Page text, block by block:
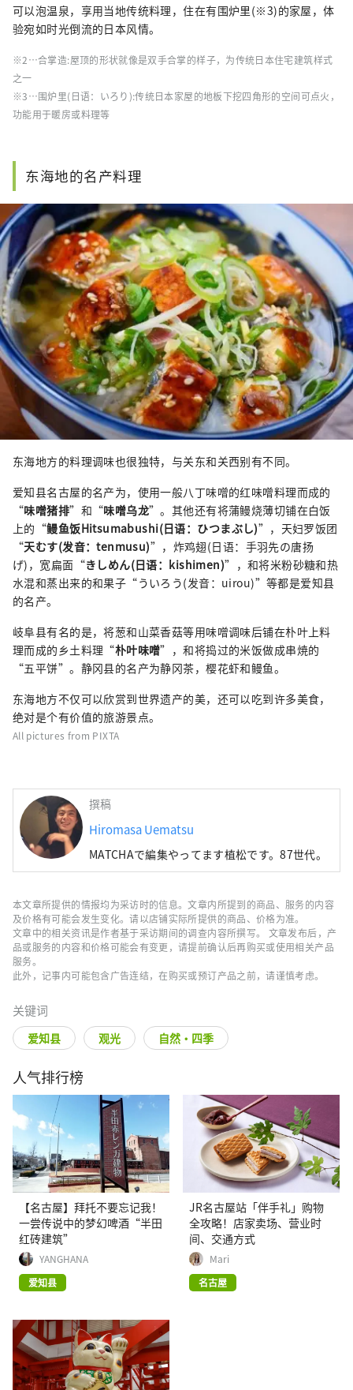
可以泡温泉，享用当地传统料理，住在有围炉里(※3)的家屋，体
验宛如时光倒流的日本风情。
※2…合掌造:屋顶的形状就像是双手合掌的样子，为传统日本住宅建筑样式
之一
※3…围炉里(日语：いろり):传统日本家屋的地板下挖四角形的空间可点火，
功能用于暖房或料理等
东海地的名产料理
东海地方的料理调味也很独特，与关东和关西别有不同。
爱知县名古屋的名产为，使用一般八丁味噌的红味噌料理而成的
“味噌猪排”和“味噌乌龙”。其他还有将蒲鳗烧薄切铺在白饭
上的“鳗鱼饭Hitsumabushi(日语：ひつまぶし)”，天妇罗饭团
“天むす(发音：tenmusu)”，炸鸡翅(日语：手羽先の唐扬
げ)，宽扁面“きしめん(日语：kishimen)”，和将米粉砂糖和热
水混和蒸出来的和果子“ういろう(发音：uirou)”等都是爱知县
的名产。
岐阜县有名的是，将葱和山菜香菇等用味噌调味后铺在朴叶上料
理而成的乡土料理“朴叶味噌”，和将捣过的米饭做成串焼的
“五平饼”。静冈县的名产为静冈茶，樱花虾和鳗鱼。
东海地方不仅可以欣赏到世界遗产的美，还可以吃到许多美食，
绝对是个有价值的旅游景点。
All pictures from PIXTA
撰稿
Hiromasa Uematsu
MATCHAで編集やってます植松です。87世代。
本文章所提供的情报均为采访时的信息。文章内所提到的商品、服务的内容
及价格有可能会发生变化。请以店铺实际所提供的商品、价格为准。
文章中的相关资讯是作者基于采访期间的调查内容所撰写。 文章发布后，产
品或服务的内容和价格可能会有变更，请提前确认后再购买或使用相关产品
服务。
此外，记事内可能包含广告连结，在购买或预订产品之前，请谨慎考虑。
关键词
爱知县 观光 自然・四季
人气排行榜
【名古屋】拜托不要忘记我！
一尝传说中的梦幻啤酒“半田
红砖建筑”
YANGHANA
爱知县
JR名古屋站「伴手礼」购物
全攻略！店家卖场、营业时
间、交通方式
Mari
名古屋